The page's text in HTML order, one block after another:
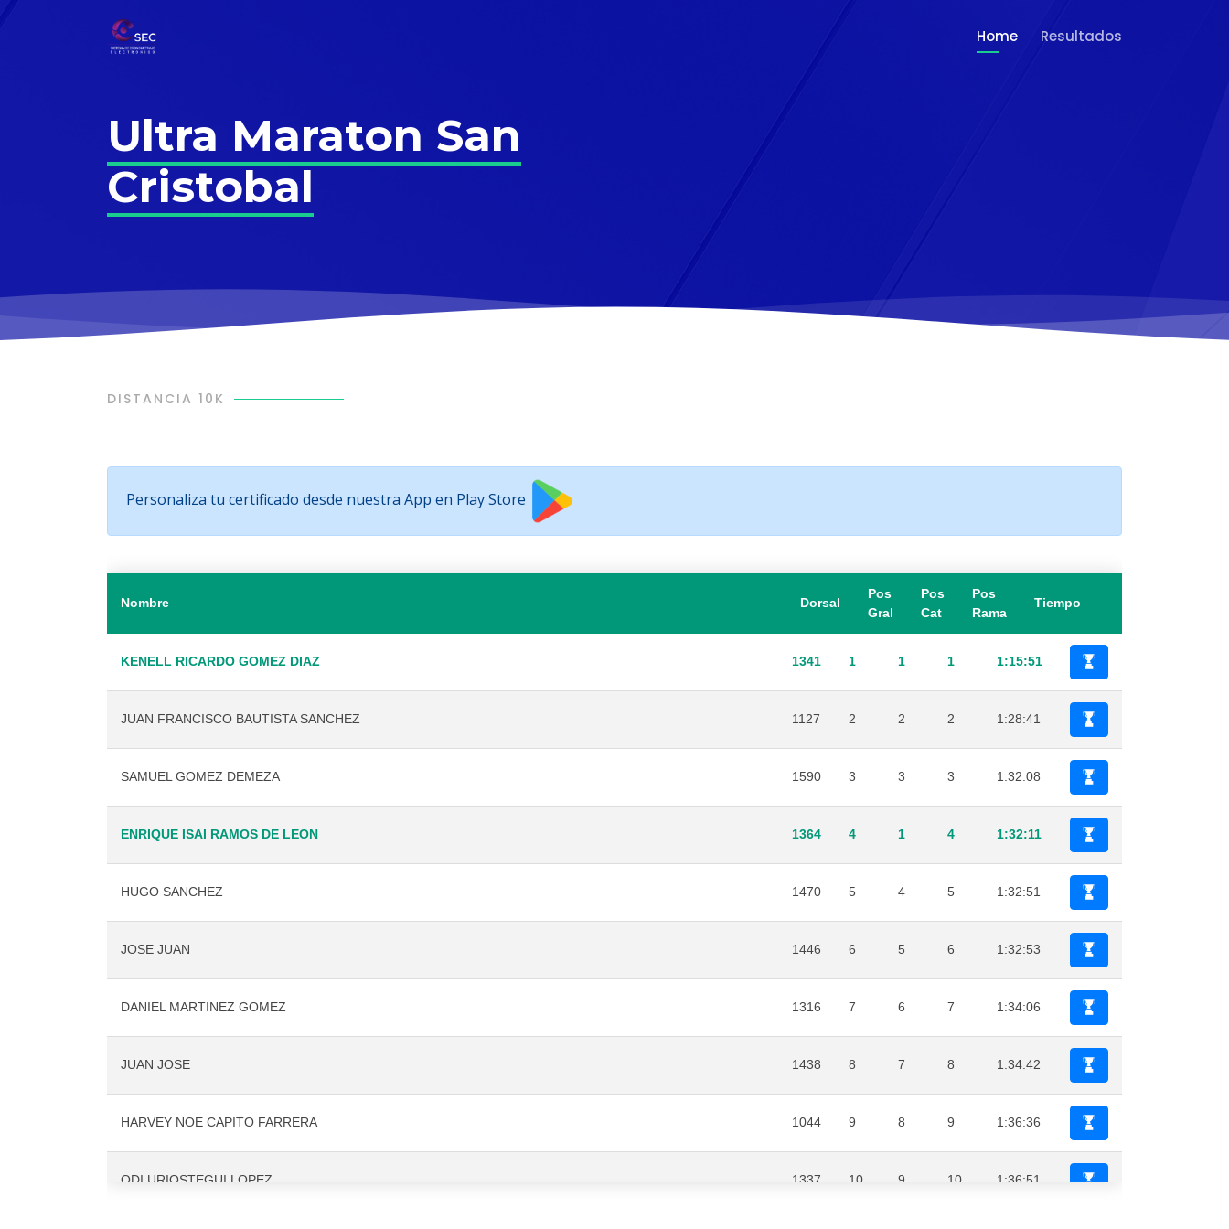
Home Resultados
Ultra Maraton San
Cristobal
DISTANCIA 10K
Personaliza tu certificado desde nuestra App en Play Store
Nombre Dorsal
Pos
Gral
Pos
Cat
Pos
Rama
Tiempo
KENELL RICARDO GOMEZ DIAZ 1341 1 1 1 1:15:51
JUAN FRANCISCO BAUTISTA SANCHEZ 1127 2 2 2 1:28:41
SAMUEL GOMEZ DEMEZA 1590 3 3 3 1:32:08
ENRIQUE ISAI RAMOS DE LEON 1364 4 1 4 1:32:11
HUGO SANCHEZ 1470 5 4 5 1:32:51
JOSE JUAN 1446 6 5 6 1:32:53
DANIEL MARTINEZ GOMEZ 1316 7 6 7 1:34:06
JUAN JOSE 1438 8 7 8 1:34:42
HARVEY NOE CAPITO FARRERA 1044 9 8 9 1:36:36
ODI URIOSTEGUI LOPEZ 1337 10 9 10 1:36:51